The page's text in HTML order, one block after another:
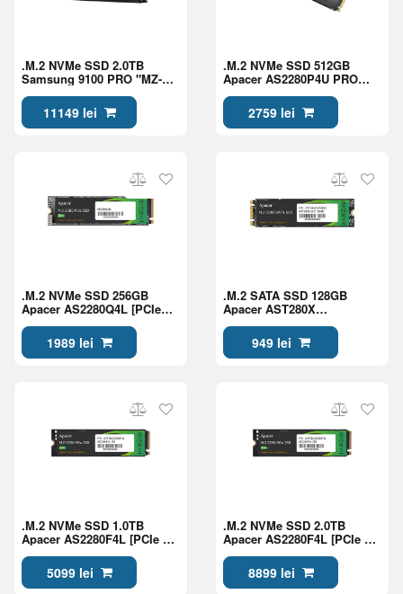
.M.2 NVMe SSD 2.0TB
Samsung 9100 PRO "MZ-
VAP2T0CW" w/ Heatsink
[PCIe 5.0 x4,
R/W:14700/13400MB/s,
1850K/2600K IOPS, 1.2PB,
11149 lei
.M.2 NVMe SSD 512GB
Apacer AS2280P4U PRO
[PCIe 3.0 x4,
R/W:3500/2300MB/s,
400K/600K IOPS, 350TBW,
1.8M MTBF, 3D TLC]
2759 lei
.M.2 NVMe SSD 256GB
Apacer AS2280Q4L [PCIe
4.0 x4, R/W:3300/1300MB/s,
360K/150K IOPS, 150 TBW,
1.5M MTBF, 3D TLC]
1989 lei
.M.2 SATA SSD 128GB
Apacer AST280X
"AP256GAST280X" [80mm,
R/W:520/500MB/s, 25K/72K
IOPs, 70TB TBW, 1.5M
MTBF, 3D TLC]
949 lei
.M.2 NVMe SSD 1.0TB
Apacer AS2280F4L [PCIe 5.0
x4, R/W:10400/8600MB/s,
1300K/1500K IOPS, 600TBW,
3D NAND TLC]
5099 lei
.M.2 NVMe SSD 2.0TB
Apacer AS2280F4L [PCIe 5.0
x4, R/W:10400/8700MB/s,
1300K/1500K IOPS,
1200TBW, 3D NAND TLC]
8899 lei